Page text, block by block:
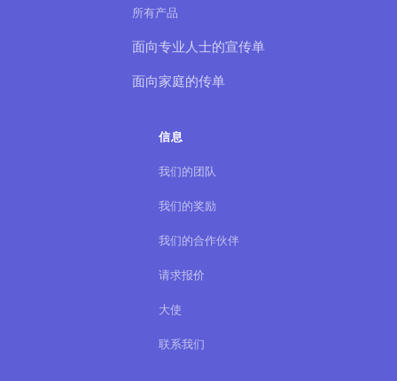
所有产品
面向专业人士的宣传单
面向家庭的传单
信息
我们的团队
我们的奖励
我们的合作伙伴
请求报价
大使
联系我们